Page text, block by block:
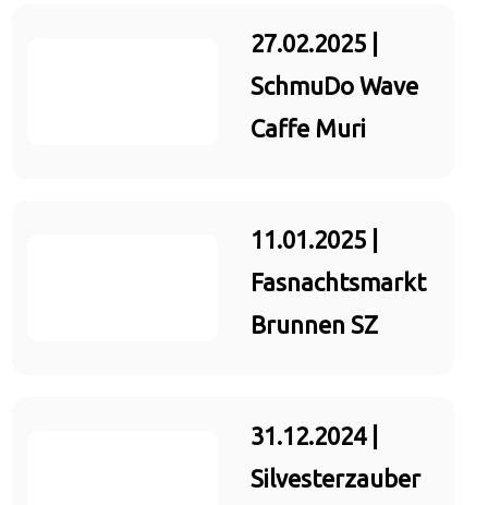
27.02.2025 |
SchmuDo Wave
Caffe Muri
11.01.2025 |
Fasnachtsmarkt
Brunnen SZ
31.12.2024 |
Silvesterzauber